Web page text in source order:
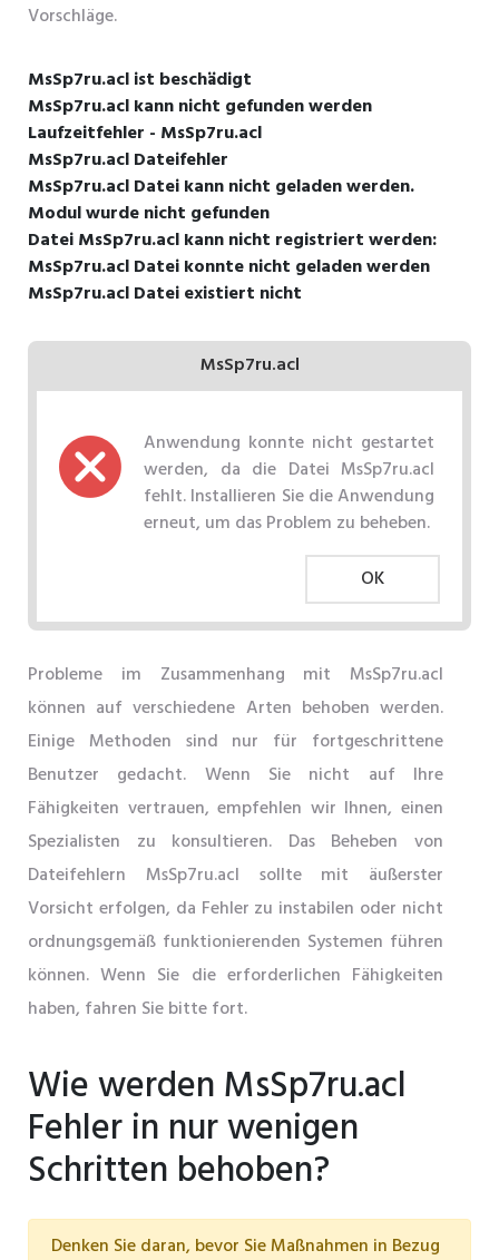
Vorschläge.
MsSp7ru.acl ist beschädigt
MsSp7ru.acl kann nicht gefunden werden
Laufzeitfehler - MsSp7ru.acl
MsSp7ru.acl Dateifehler
MsSp7ru.acl Datei kann nicht geladen werden.
Modul wurde nicht gefunden
Datei MsSp7ru.acl kann nicht registriert werden:
MsSp7ru.acl Datei konnte nicht geladen werden
MsSp7ru.acl Datei existiert nicht
MsSp7ru.acl
Anwendung konnte nicht gestartet
werden, da die Datei MsSp7ru.acl
fehlt. Installieren Sie die Anwendung
erneut, um das Problem zu beheben.
OK
Probleme im Zusammenhang mit MsSp7ru.acl
können auf verschiedene Arten behoben werden.
Einige Methoden sind nur für fortgeschrittene
Benutzer gedacht. Wenn Sie nicht auf Ihre
Fähigkeiten vertrauen, empfehlen wir Ihnen, einen
Spezialisten zu konsultieren. Das Beheben von
Dateifehlern MsSp7ru.acl sollte mit äußerster
Vorsicht erfolgen, da Fehler zu instabilen oder nicht
ordnungsgemäß funktionierenden Systemen führen
können. Wenn Sie die erforderlichen Fähigkeiten
haben, fahren Sie bitte fort.
Wie werden MsSp7ru.acl
Fehler in nur wenigen
Schritten behoben?
Denken Sie daran, bevor Sie Maßnahmen in Bezug